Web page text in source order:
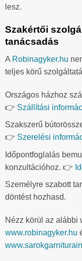
lesz.
Szakértői
tanácsadás
A Robinagyker.hu
teljes körű
Országos házhoz
👉 Szállítási
Szakszerű
👉 Szerelési
Időpontfoglalás
konzultációhoz. 👉
Személyre szabott
döntést hozhasd.
Nézz körül az alábbi
www.robinagyker.hu